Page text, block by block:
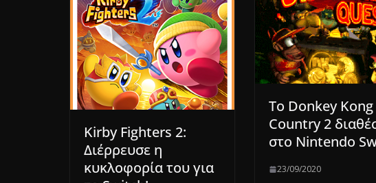
Kirby Fighters 2:
Διέρρευσε η
κυκλοφορία του για
To Donkey Kong
Country 2
στο Nintendo
23/09/2020